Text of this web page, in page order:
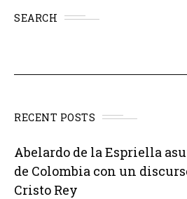
SEARCH
RECENT POSTS
Abelardo de la Espriella
de Colombia con un
Cristo Rey